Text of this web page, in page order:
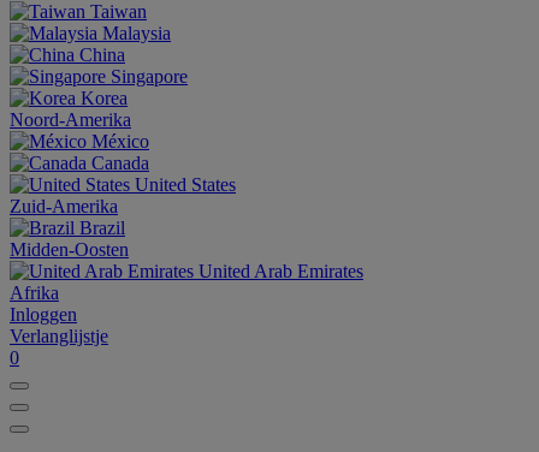
Taiwan
Malaysia
China
Singapore
Korea
Noord-Amerika
México
Canada
United States
Zuid-Amerika
Brazil
Midden-Oosten
United Arab Emirates
Afrika
Inloggen
Verlanglijstje
0